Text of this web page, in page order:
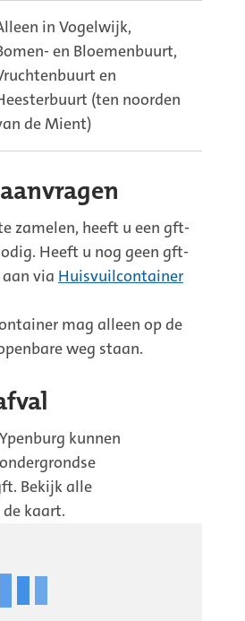
in Vogelwijk,
en Bloemenbuurt,
en
(ten noorden
de Mient)
zamelen, heeft u een gft-
Heeft u nog geen gft-
via Huisvuilcontainer
mag alleen op de
weg staan.
kunnen
Bekijk alle
kaart.